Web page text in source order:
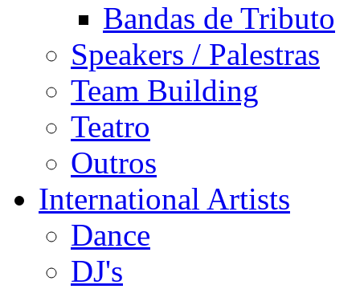
Bandas de Tributo
Speakers / Palestras
Team Building
Teatro
Outros
International Artists
Dance
DJ's